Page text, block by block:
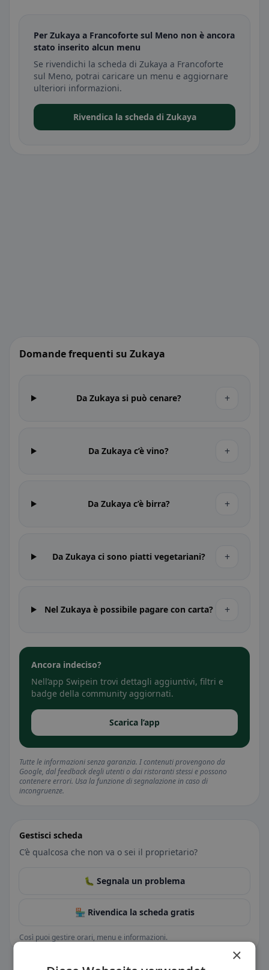
Per Zukaya a Francoforte sul Meno non è ancora
stato inserito alcun menu
Se rivendichi la scheda di Zukaya a Francoforte
sul Meno, potrai caricare un menu e aggiornare
ulteriori informazioni.
Rivendica la scheda di Zukaya
Domande frequenti su Zukaya
Da Zukaya si può cenare? +
Da Zukaya c’è vino? +
Da Zukaya c’è birra? +
Da Zukaya ci sono piatti vegetariani? +
Nel Zukaya è possibile pagare con carta? +
Ancora indeciso?
Nell’app Swipein trovi dettagli aggiuntivi, filtri e
badge della community aggiornati.
Scarica l’app
Tutte le informazioni senza garanzia. I contenuti provengono da
Google, dal feedback degli utenti o dai ristoranti stessi e possono
contenere errori. Usa la funzione di segnalazione in caso di
incongruenze.
Gestisci scheda
C’è qualcosa che non va o sei il proprietario?
🐛 Segnala un problema
🏪 Rivendica la scheda gratis
Così puoi gestire orari, menu e informazioni.
×